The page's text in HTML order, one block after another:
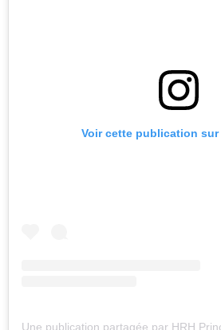
Voir cette publication sur